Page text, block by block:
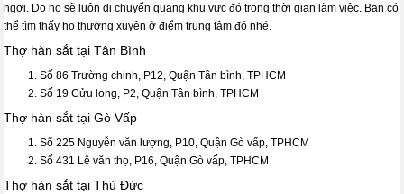
ngơi. Do họ sẽ luôn di chuyển quang khu vực đó trong thời gian làm việc. Bạn có
thể tìm thấy họ thường xuyên ở điểm trung tâm đó nhé.
Thợ hàn sắt tại Tân Bình
Số 86 Trường chinh, P12, Quận Tân bình, TPHCM
Số 19 Cửu long, P2, Quận Tân bình, TPHCM
Thợ hàn sắt tại Gò Vấp
Số 225 Nguyễn văn lượng, P10, Quận Gò vấp, TPHCM
Số 431 Lê văn thọ, P16, Quận Gò vấp, TPHCM
Thợ hàn sắt tại Thủ Đức